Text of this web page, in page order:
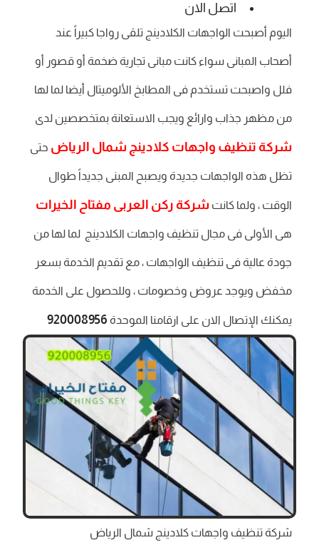
اتصل الان
اليوم أصبحت الواجهات الكلادينج تلقى رواجا كبيراً عند
أصحاب المبانى سواء كانت مبانى تجارية ضخمة أو قصور أو
فلل واصبحت تستخدم فى المطابخ الألوميتال أيضا لما لها
من مظهر جذاب وارائع ويجب الاستعانة بمتخصصين لدى
شركة تنظيف واجهات كلادينج شمال الرياض حتى
تظل هذه الواجهات جديدة ويصبح المبنى جديداً طوال
الوقت ، ولما كانت شركة ركن العربى مفتاح الخيرات
هى الأولى فى مجال تنظيف واجهات الكلادينج لما لها من
جودة عالية فى تنظيف الواجهات ، مع تقديم الخدمة بسعر
مخفض ويوجد عروض وخصومات ، وللحصول على الخدمة
يمكنك الإتصال الان على ارقامنا الموحدة 920008956
شركة تنظيف واجهات كلادينج شمال الرياض